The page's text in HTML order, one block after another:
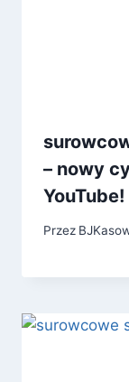
– nowy
YouTube!
Przez